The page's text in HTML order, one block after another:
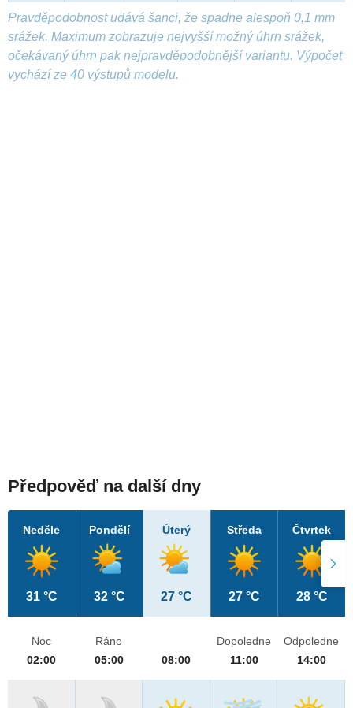
Pravděpodobnost udává šanci, že spadne alespoň 0,1 mm
srážek. Maximum zobrazuje nejvyšší možný úhrn srážek,
očekávaný úhrn pak nejpravděpodobnější variantu. Výpočet
vychází ze 40 výstupů modelu.
Předpověď na další dny
Neděle
31 °C
Pondělí
32 °C
Úterý
27 °C
Středa
27 °C
Čtvrtek
28 °C
Noc
02:00
Ráno
05:00
08:00
Dopoledne
11:00
Odpoledne
14:00